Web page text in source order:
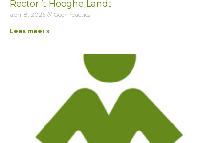
Rector ’t Hooghe Landt
april 8, 2026 Geen reacties
Lees meer »